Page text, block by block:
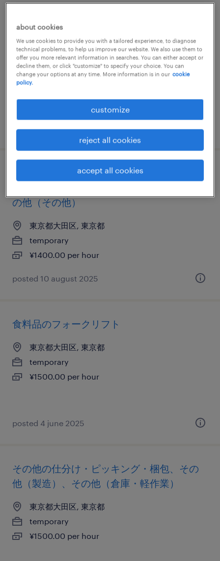
物流・ロジスティクスの仕分け・ピッキン
グ・梱包、食品加工・検査・袋詰め、検
品、入出荷
東京都大田区, 東京都
temporary
posted 8 january 2026
その他の仕分け・ピッキング・梱包、その
の他（その他）
東京都大田区, 東京都
temporary
¥1400.00 per hour
posted 10 august 2025
食料品のフォークリフト
東京都大田区, 東京都
temporary
¥1500.00 per hour
posted 4 june 2025
その他の仕分け・ピッキング・梱包、その
他（製造）、その他（倉庫・軽作業）
東京都大田区, 東京都
temporary
¥1500.00 per hour
about cookies
We use cookies to provide you with a tailored experience, to diagnose
technical problems, to help us improve our website. We also use them to
offer you more relevant information in searches. You can either accept or
decline them, or click "customize" to specify your choice. You can
change your options at any time. More information is in our cookie
policy.
customize
reject all cookies
accept all cookies